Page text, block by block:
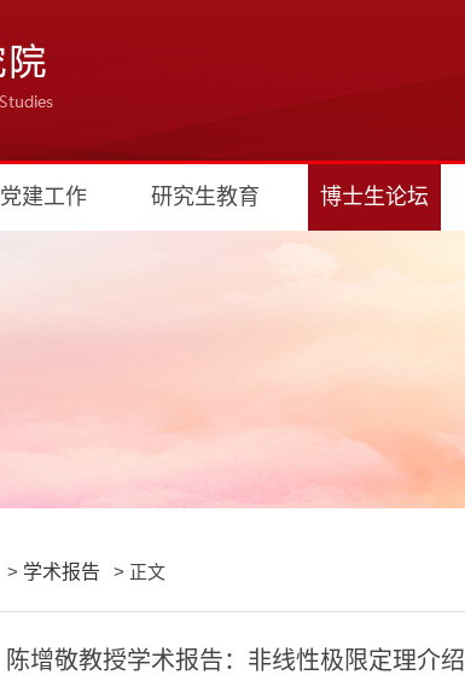
党建工作 研究生教育 博士生论坛
> 学术报告 > 正文
陈增敬教授学术报告：非线性极限定理介绍